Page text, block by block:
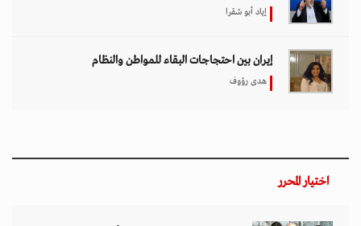
إياد أبو شقرا
إيران بين احتجاجات البقاء للمواطن والنظام
هدى رؤوف
اختيار المحرر